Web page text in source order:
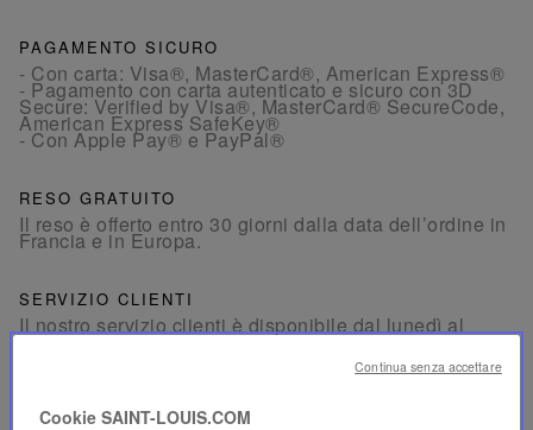
PAGAMENTO SICURO
- Con carta: Visa®, MasterCard®, American Express®
- Pagamento con carta autenticato e sicuro con 3D
Secure: Verified by Visa®, MasterCard® SecureCode,
American Express SafeKey®
- Con Apple Pay® e PayPal®
RESO GRATUITO
Il reso è offerto entro 30 giorni dalla data dell’ordine in
Francia e in Europa.
SERVIZIO CLIENTI
Il nostro servizio clienti è disponibile dal lunedì al
venerdì, dalle 10:00 alle 18:00.
Cookie SAINT-LOUIS.COM
Continua senza accettare